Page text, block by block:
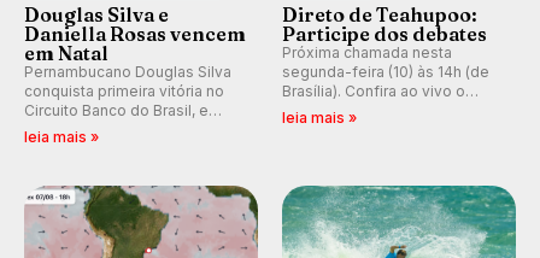
Douglas Silva e
Daniella Rosas vencem
em Natal
Pernambucano Douglas Silva
conquista primeira vitória no
Circuito Banco do Brasil, e
peruana Daniella Rosas vence
no feminino na etapa de Natal,
(RN).
leia mais »
Direto de Teahupoo:
Participe dos debates
Próxima chamada nesta
segunda-feira (10) às 14h (de
Brasília). Confira ao vivo o
Outerknown Tahiti Pro 2026 e
participe dos comentários e
leia mais »